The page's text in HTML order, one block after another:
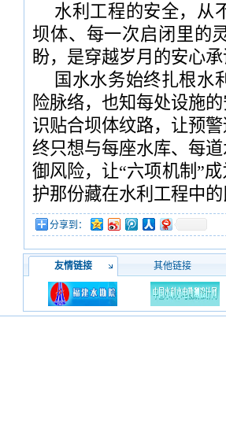
水利工程的安全，从
坝体、每一次启闭里的
盼，是穿越岁月的安心承
国水水务始终扎根水
险脉络，也知每处设施
识贴合坝体纹路，让预
终只想与每座水库、每
御风险，让“六项机制”
护那份藏在水利工程中的
分享到：
友情链接 其他链接